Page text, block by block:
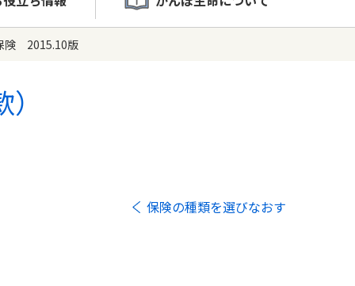
険 2015.10版
保険の種類を選びなおす